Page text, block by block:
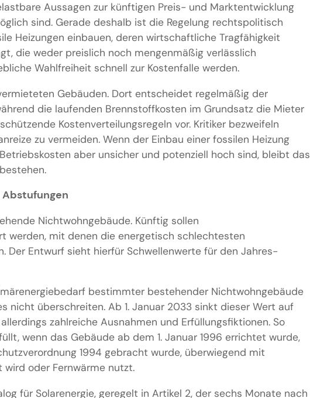
Aussagen zur künftigen Preis- und Marktentwicklung
sind. Gerade deshalb ist die Regelung rechtspolitisch
Heizungen einbauen, deren wirtschaftliche Tragfähigkeit
die weder preislich noch mengenmäßig verlässlich
Wahlfreiheit schnell zur Kostenfalle werden.
Gebäuden. Dort entscheidet regelmäßig der
die laufenden Brennstoffkosten im Grundsatz die Mieter
Kostenverteilungsregeln vor. Kritiker bezweifeln
zu vermeiden. Wenn der Einbau einer fossilen Heizung
aber unsicher und potenziell hoch sind, bleibt das
Nichtwohngebäude. Künftig sollen
werden, mit denen die energetisch schlechtesten
Der Entwurf sieht hierfür Schwellenwerte für den Jahres-
bestimmter bestehender Nichtwohngebäude
nicht überschreiten. Ab 1. Januar 2033 sinkt dieser Wert auf
zahlreiche Ausnahmen und Erfüllungsfiktionen. So
wenn das Gebäude ab dem 1. Januar 1996 errichtet wurde,
1994 gebracht wurde, überwiegend mit
oder Fernwärme nutzt.
für Solarenergie, geregelt in Artikel 2, der sechs Monate nach